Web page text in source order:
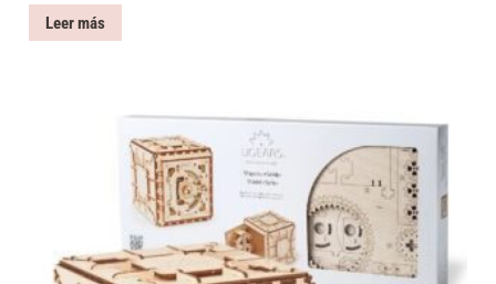
Leer más